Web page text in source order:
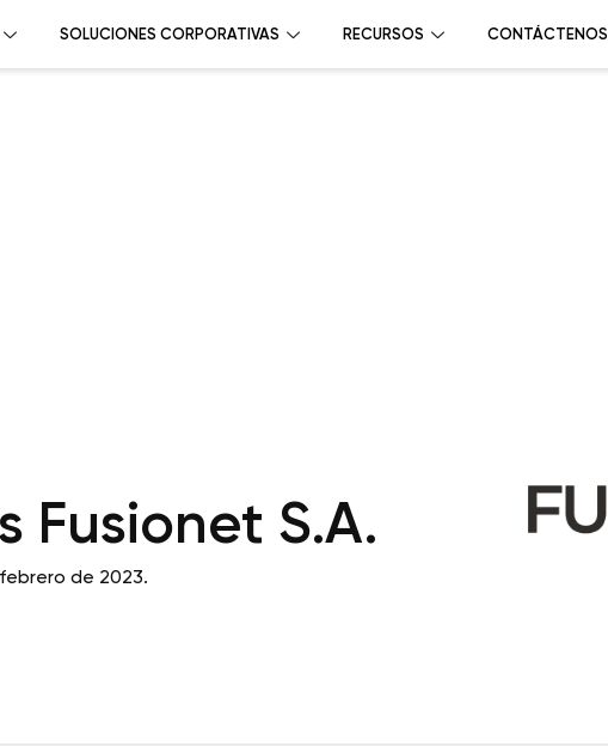
SOLUCIONES CORPORATIVAS RECURSOS CONTÁCTENOS
Fusionet S.A.
de 2023.